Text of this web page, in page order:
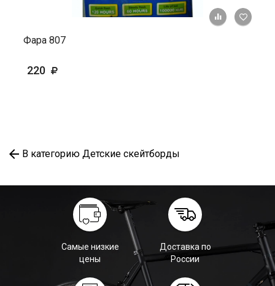
+ К
Фара 807
220
В категорию Детские скейтборды
Самые низкие
цены
Доставка по
России